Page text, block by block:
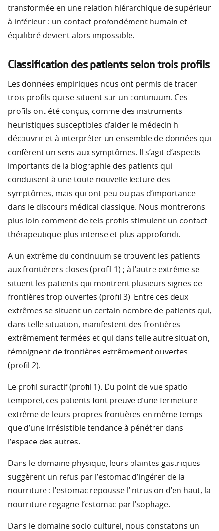
transformée en une relation hiérarchique de supérieur
à inférieur : un contact profondément humain et
équilibré devient alors impossible.
Classification des patients selon trois profils
Les données empiriques nous ont permis de tracer
trois profils qui se situent sur un continuum. Ces
profils ont été conçus, comme des instruments
heuristiques susceptibles d’aider le médecin h
découvrir et à interpréter un ensemble de données qui
confèrent un sens aux symptômes. Il s’agit d’aspects
importants de la biographie des patients qui
conduisent à une toute nouvelle lecture des
symptômes, mais qui ont peu ou pas d’importance
dans le discours médical classique. Nous montrerons
plus loin comment de tels profils stimulent un contact
thérapeutique plus intense et plus approfondi.
A un extrême du continuum se trouvent les patients
aux frontièrers closes (profil 1) ; à l’autre extrême se
situent les patients qui montrent plusieurs signes de
frontières trop ouvertes (profil 3). Entre ces deux
extrêmes se situent un certain nombre de patients qui,
dans telIe situation, manifestent des frontières
extrêmement fermées et qui dans telle autre situation,
témoignent de frontières extrêmement ouvertes
(profil 2).
Le profil suractif (profil 1). Du point de vue spatio
temporel, ces patients font preuve d’une fermeture
extrême de leurs propres frontières en même temps
que d’une irrésistible tendance à pénétrer dans
l’espace des autres.
Dans le domaine physique, leurs plaintes gastriques
suggèrent un refus par l’estomac d’ingérer de la
nourriture : l’estomac repousse l’intrusion d’en haut, la
nourriture regagne l’estomac par l’sophage.
Dans le domaine socio culturel, nous constatons un